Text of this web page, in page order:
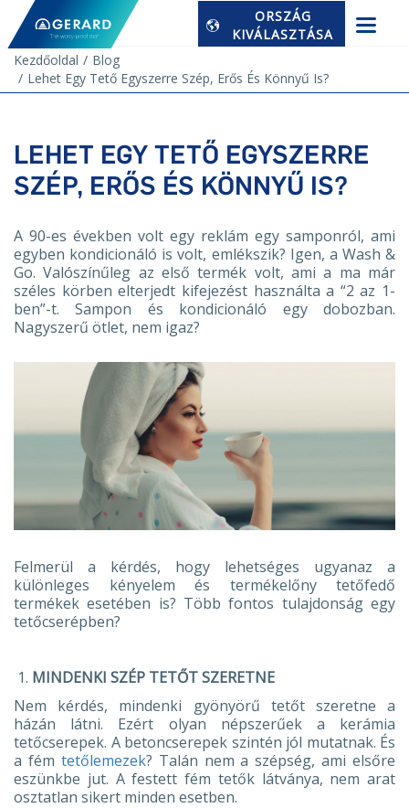
ORSZÁG
KIVÁLASZTÁSA
Kezdőoldal
Blog
Lehet Egy Tető Egyszerre Szép, Erős És Könnyű Is?
LEHET EGY TETŐ EGYSZERRE
SZÉP, ERŐS ÉS KÖNNYŰ IS?
A 90-es években volt egy reklám egy samponról, ami
egyben kondicionáló is volt, emlékszik? Igen, a Wash &
Go. Valószínűleg az első termék volt, ami a ma már
széles körben elterjedt kifejezést használta a “2 az 1-
ben”-t. Sampon és kondicionáló egy dobozban.
Nagyszerű ötlet, nem igaz?
Felmerül a kérdés, hogy lehetséges ugyanaz a
különleges kényelem és termékelőny tetőfedő
termékek esetében is? Több fontos tulajdonság egy
tetőcserépben?
MINDENKI SZÉP TETŐT SZERETNE
Nem kérdés, mindenki gyönyörű tetőt szeretne a
házán látni. Ezért olyan népszerűek a kerámia
tetőcserepek. A betoncserepek szintén jól mutatnak. És
a fém tetőlemezek? Talán nem a szépség, ami elsőre
eszünkbe jut. A festett fém tetők látványa, nem arat
osztatlan sikert minden esetben.